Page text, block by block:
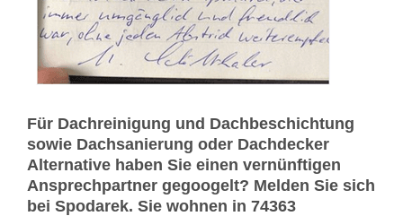
Für Dachreinigung und Dachbeschichtung
sowie Dachsanierung oder Dachdecker
Alternative haben Sie einen vernünftigen
Ansprechpartner gegoogelt? Melden Sie sich
bei Spodarek. Sie wohnen in 74363